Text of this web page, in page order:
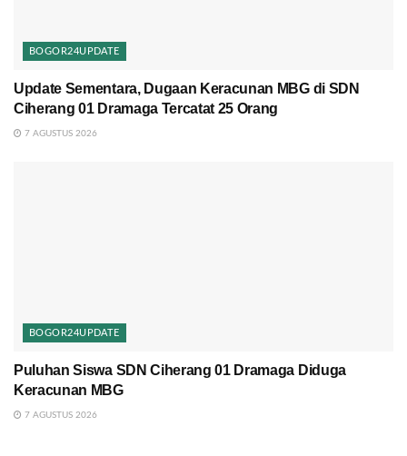
BOGOR24UPDATE
Update Sementara, Dugaan Keracunan MBG di SDN
Ciherang 01 Dramaga Tercatat 25 Orang
7 AGUSTUS 2026
BOGOR24UPDATE
Puluhan Siswa SDN Ciherang 01 Dramaga Diduga
Keracunan MBG
7 AGUSTUS 2026